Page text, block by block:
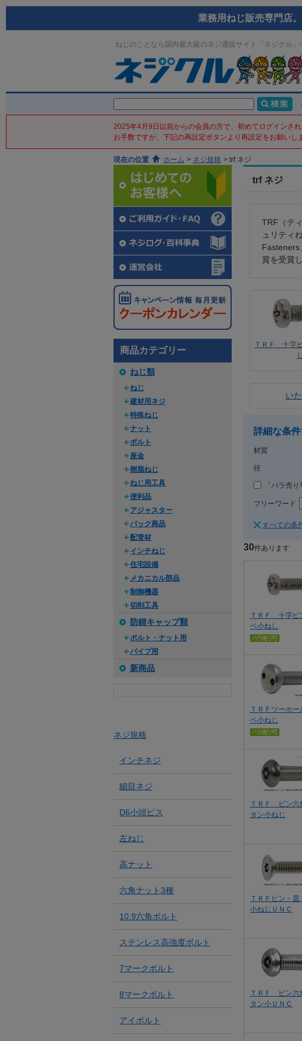
業務用ねじ販売専門店
ねじのことなら国内最大級のネジ通販サイト「ネジクル」
2025年4月9日以前からの会員の方で、初めてログインさ
お手数ですが、下記の再設定ボタンより再設定をお願いし
現在の位置 ホーム > ネジ規格 > trf ネジ
商品カテゴリー
ねじ類
ねじ
建材用ネジ
特殊ねじ
ナット
ボルト
座金
樹脂ねじ
ねじ用工具
便利品
アジャスター
パック商品
配管材
インチねじ
住宅設備
メカニカル部品
制御機器
切削工具
防錆キャップ類
ボルト・ナット用
パイプ用
新商品
ネジ規格
インチネジ
細目ネジ
D6小頭ビス
左ねじ
高ナット
六角ナット3種
10.9六角ボルト
ステンレス高強度ボルト
7マークボルト
8マークボルト
アイボルト
trf ネジ
TRF（テ
ュリティ
Fasteners
賞を受賞
ＴＲＦ 十字
し
い
詳細な条
材質
径
「バラ売
フリーワード
すべての条
30件あります
ＴＲＦ 十字ピ
ベ小ねし
ＴＲＦツーホー
ベ小ねじ
ＴＲＦ ピン六
タン小ねじ
ＴＲＦピン・皿
小ねじＵＮＣ
ＴＲＦ ピン六
タン小ＵＮＣ